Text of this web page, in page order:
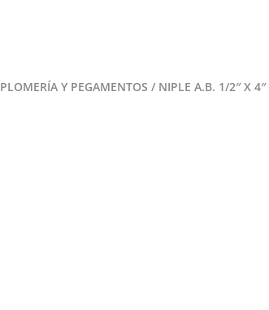
PLOMERÍA Y PEGAMENTOS / NIPLE A.B. 1/2″ X